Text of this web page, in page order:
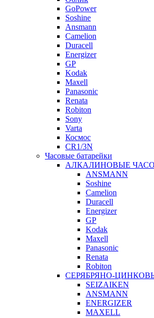
GoPower
Soshine
Ansmann
Camelion
Duracell
Energizer
GP
Kodak
Maxell
Panasonic
Renata
Robiton
Sony
Varta
Космос
CR1/3N
Часовые батарейки
АЛКАЛИНОВЫЕ
ANSMANN
Soshine
Camelion
Duracell
Energizer
GP
Kodak
Maxell
Panasonic
Renata
Robiton
СЕРЯБРЯНО-
SEIZAIKEN
ANSMANN
ENERGIZER
MAXELL